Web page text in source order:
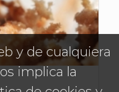
y de cualquiera
implica la